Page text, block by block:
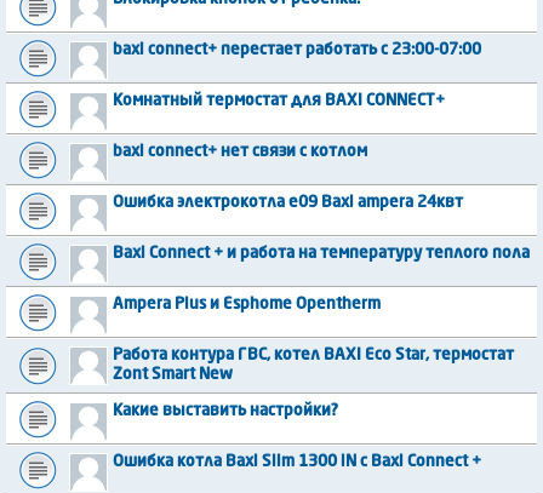
baxi connect+ перестает работать с 23:00-07:00
Комнатный термостат для BAXI CONNECT+
baxi connect+ нет связи с котлом
Ошибка электрокотла e09 Baxi ampera 24квт
Baxi Connect + и работа на температуру теплого пола
Ampera Plus и Esphome Opentherm
Работа контура ГВС, котел BAXI Eco Star, термостат
Zont Smart New
Какие выставить настройки?
Ошибка котла Baxi Slim 1300 iN с Baxi Connect +